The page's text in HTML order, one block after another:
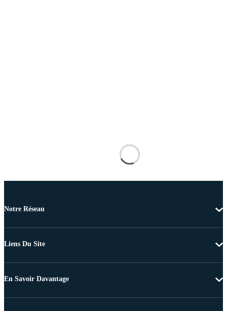
Notre Réseau
Liens Du Site
En Savoir Davantage